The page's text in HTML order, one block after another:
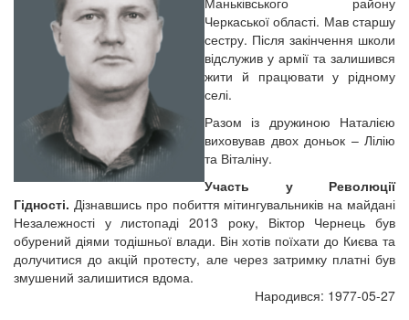
Черкаської області. Мав старшу
сестру. Після закінчення школи
відслужив у армії та залишився
жити й працювати у рідному
селі.
Разом із дружиною Наталією
виховував двох доньок – Лілію
та Віталіну.
Участь у Революції
Гідності. Дізнавшись про побиття мітингувальників на майдані
Незалежності у листопаді 2013 року, Віктор Чернець був
обурений діями тодішньої влади. Він хотів поїхати до Києва та
долучитися до акцій протесту, але через затримку платні був
змушений залишитися вдома.
Народився: 1977-05-27